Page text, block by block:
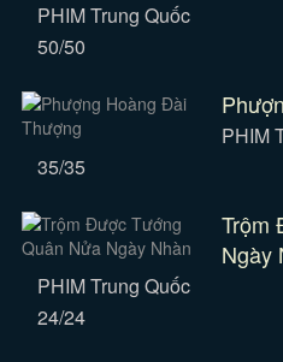
PHIM Trung Quốc
50/50
PHIM
35/35
Trộm
Ngày
PHIM Trung Quốc
24/24